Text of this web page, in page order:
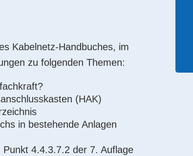
Kabelnetz-Handbuches, im
zu folgenden Themen:
(HAK)
in bestehende Anlagen
4.4.3.7.2 der 7. Auflage